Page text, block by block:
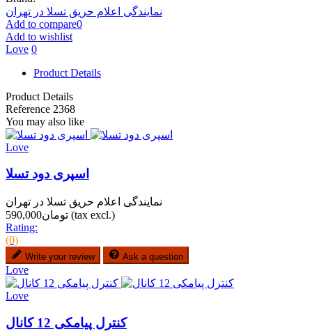
نمایندگی اعلام حریق تسلا در تهران
Add to compare0
Add to wishlist
Love 0
Product Details
Product Details
Reference 2368
You may also like
Love
اسپری دود تسلا
نمایندگی اعلام حریق تسلا در تهران
تومان590,000 (tax excl.)
Rating:
(0)
Write your review Ask a question
Love
Love
کنترل پیامکی 12 کانال